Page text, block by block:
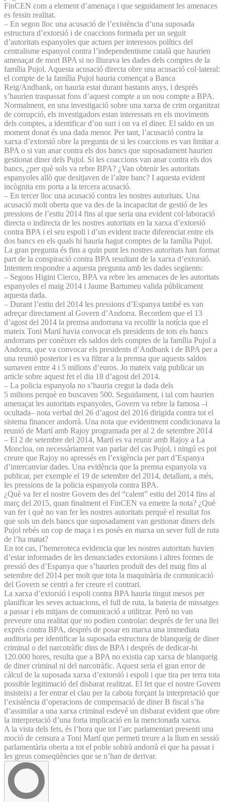
FinCEN com a element d’amenaça i que seguidament les amenaces
es fessin realitat.
– En segon lloc una acusació de l’existència d’una suposada
estructura d’extorsió i de coaccions formada per un seguit
d’autoritats espanyoles que actuen per interessos polítics del
centralisme espanyol contra l’independentisme català que haurien
amenaçat de mort BPA si no lliurava les dades dels comptes de la
família Pujol. Aquesta acusació directa obre una acusació col·lateral:
el compte de la família Pujol hauria començat a Banca
Reig/Andbank, on hauria estat durant bastants anys, i després
s’haurien traspassat fons d’aquest compte a un nou compte a BPA.
Normalment, en una investigació sobre una xarxa de crim organitzat
de corrupció, els investigadors estan interessats en els moviments
dels comptes, a identificar d’on surt i on va el diner. El saldo en un
moment donat és una dada menor. Per tant, l’acusació contra la
xarxa d’extorsió obre la pregunta de si les coaccions es van limitar a
BPA o si van anar contra els dos bancs que suposadament haurien
gestionat diner dels Pujol. Si les coaccions van anar contra els dos
bancs, ¿per què sols va rebre BPA? ¿Van obtenir les autoritats
espanyoles allò que desitjaven de l’altre banc? I aquesta evident
incògnita ens porta a la tercera acusació.
– En tercer lloc una acusació contra les nostres autoritats. Una
acusació molt oberta que va des de la incapacitat de gestió de les
pressions de l’estiu 2014 fins al que seria una evident col·laboració
directa o indirecta de les nostres autoritats en la xarxa d’extorsió
contra BPA i el seu espoli i d’un evident tracte diferenciat entre els
dos bancs en els quals hi hauria hagut comptes de la família Pujol.
La gran pregunta és fins a quin punt les nostres autoritats han format
part de la conspiració contra BPA resultant de la xarxa d’extorsió.
Intentem respondre a aquesta pregunta amb les dades següents:
– Segons Higini Cierco, BPA va rebre les amenaces de les autoritats
espanyoles el maig 2014 i Jaume Bartumeu valida públicament
aquesta dada.
– Durant l’estiu del 2014 les pressions d’Espanya també es van
adreçar directament al Govern d’Andorra. Recordem que el 13
d’agost del 2014 la premsa andorrana va recollir la notícia que el
mateix Toni Martí havia convocat els presidents de tots els bancs
andorrans per conèixer els saldos dels comptes de la família Pujol a
Andorra, que va convocar els presidents d’Andbank i de BPA per a
una reunió posterior i es va filtrar a la premsa que aquests saldos
sumaven entre 4 i 5 milions d’euros. Jo mateix vaig publicar un
article sobre aquest fet el dia 18 d’agost del 2014.
– La policia espanyola no s’hauria cregut la dada dels
5 milions perquè en buscaven 500. Seguidament, i tal com haurien
amenaçat les autoritats espanyoles, Govern va rebre la famosa –i
ocultada– nota verbal del 26 d’agost del 2016 dirigida contra tot el
sistema financer andorrà. Una nota que evidentment condicionava la
reunió de Martí amb Rajoy programada per al 2 de setembre 2014
– El 2 de setembre del 2014, Martí es va reunir amb Rajoy a La
Moncloa, on necessàriament van parlar del cas Pujol, i ningú es pot
creure que Rajoy no apressés en l’exigència per part d’Espanya
d’intercanviar dades. Una evidència que la premsa espanyola va
publicar, per exemple el 19 de setembre del 2014, detallant, a més,
les pressions de la policia espanyola contra BPA.
¿Què va fer el nostre Govern des del “calent” estiu del 2014 fins al
març del 2015, quan finalment el FinCEN va emetre la nota? ¿Què
van fer i què no van fer les nostres autoritats perquè el resultat fos
que sols un dels bancs que suposadament van gestionar diners dels
Pujol rebés un cop de maça i es posés en marxa un sever full de ruta
de l’ha matat?
En tot cas, l’hemeroteca evidencia que les nostres autoritats havien
d’estar informades de les denunciades extorsions i altres formes de
pressió des d’Espanya que s’haurien produït des del maig fins al
setembre del 2014 per molt que tota la maquinària de comunicació
del Govern se centri a fer creure el contrari.
La xarxa d’extorsió i espoli contra BPA hauria tingut mesos per
planificar les seves actuacions, el full de ruta, la bateria de missatges
a passar i els mitjans de comunicació a utilitzar. Però no van
preveure una realitat que no podien controlar: després de fer una llei
exprés contra BPA, després de posar en marxa una immediata
auditoria per identificar la suposada estructura de blanqueig de diner
criminal o del narcotràfic dins de BPA i després de dedicar-hi
120.000 hores, resulta que a BPA no existia cap xarxa de blanqueig
de diner criminal ni del narcotràfic. Aquest seria el gran error de
càlcul de la suposada xarxa d’extorsió i espoli i que tira per terra tota
possible legitimació del disbarat realitzat. El fet que el nostre Govern
insisteixi a fer entrar el clau per la cabota forçant la interpretació que
l’existència d’operacions de compensació de diner B fiscal s’ha
d’assimilar a una xarxa criminal esdevé un disbarat evident que obre
la interpretació d’una forta implicació en la mencionada xarxa.
A la vista dels fets, és l’hora que tot l’arc parlamentari presenti una
moció de censura a Toni Martí que permeti treure a la llum en sessió
parlamentària oberta a tot el poble sobirà andorrà el que ha passat i
les greus conseqüències que se n’han de derivar.